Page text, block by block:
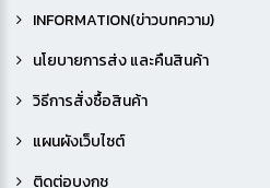
INFORMATION(ข่าวบทความ)
นโยบายการส่ง และคืนสินค้า
วิธีการสั่งซื้อสินค้า
แผนผังเว็บไซต์
ติดต่อบงกช